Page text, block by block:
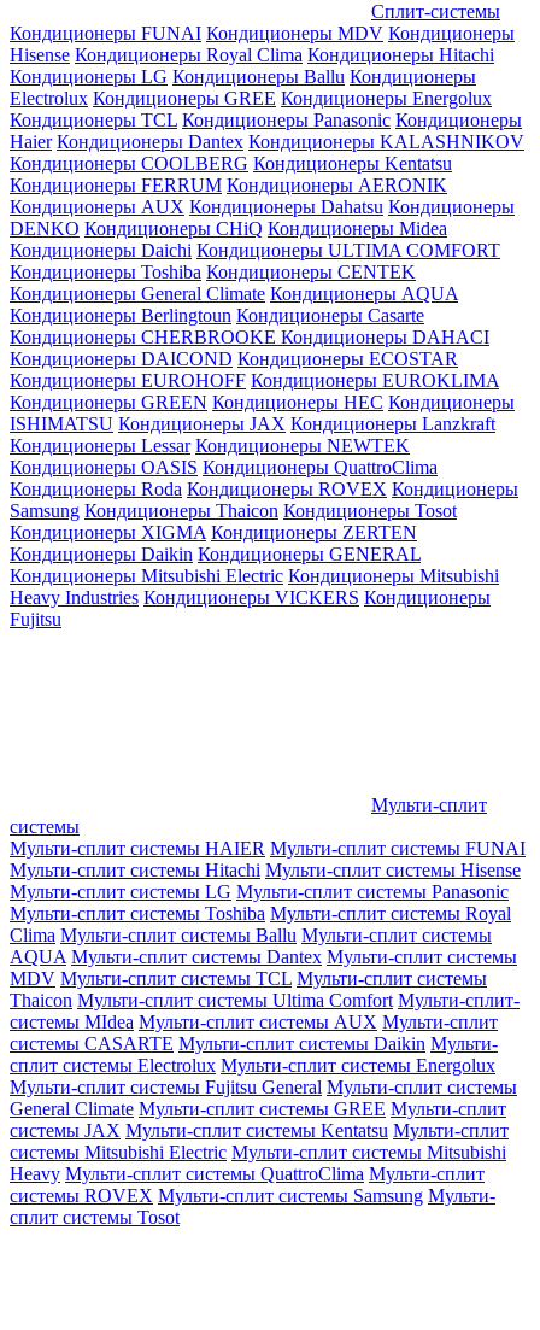
Сплит-системы
Кондиционеры FUNAI Кондиционеры MDV Кондиционеры
Hisense Кондиционеры Royal Clima Кондиционеры Hitachi
Кондиционеры LG Кондиционеры Ballu Кондиционеры
Electrolux Кондиционеры GREE Кондиционеры Energolux
Кондиционеры TCL Кондиционеры Panasonic Кондиционеры
Haier Кондиционеры Dantex Кондиционеры KALASHNIKOV
Кондиционеры СOOLBERG Кондиционеры Kentatsu
Кондиционеры FERRUM Кондиционеры AERONIK
Кондиционеры AUX Кондиционеры Dahatsu Кондиционеры
DENKO Кондиционеры CHiQ Кондиционеры Midea
Кондиционеры Daichi Кондиционеры ULTIMA COMFORT
Кондиционеры Toshiba Кондиционеры CENTEK
Кондиционеры General Climate Кондиционеры AQUA
Кондиционеры Berlingtoun Кондиционеры Casarte
Кондиционеры CHERBROOKE Кондиционеры DAHACI
Кондиционеры DAICOND Кондиционеры ECOSTAR
Кондиционеры EUROHOFF Кондиционеры EUROKLIMA
Кондиционеры GREEN Кондиционеры HEC Кондиционеры
ISHIMATSU Кондиционеры JAX Кондиционеры Lanzkraft
Кондиционеры Lessar Кондиционеры NEWTEK
Кондиционеры OASIS Кондиционеры QuattroClima
Кондиционеры Roda Кондиционеры ROVEX Кондиционеры
Samsung Кондиционеры Thaicon Кондиционеры Tosot
Кондиционеры XIGMA Кондиционеры ZERTEN
Кондиционеры Daikin Кондиционеры GENERAL
Кондиционеры Mitsubishi Electric Кондиционеры Mitsubishi
Heavy Industries Кондиционеры VICKERS Кондиционеры
Fujitsu
Мульти-сплит
системы
Мульти-сплит системы HAIER Мульти-сплит системы FUNAI
Мульти-сплит системы Hitachi Мульти-сплит системы Hisense
Мульти-сплит системы LG Мульти-сплит системы Panasonic
Мульти-сплит системы Toshiba Мульти-сплит системы Royal
Clima Мульти-сплит системы Ballu Мульти-сплит системы
AQUA Мульти-сплит системы Dantex Мульти-сплит системы
MDV Мульти-сплит системы TCL Мульти-сплит системы
Thaicon Мульти-сплит системы Ultima Comfort Мульти-сплит-
системы MIdea Мульти-сплит системы AUX Мульти-сплит
системы CASARTE Мульти-сплит системы Daikin Мульти-
сплит системы Electrolux Мульти-сплит системы Energolux
Мульти-сплит системы Fujitsu General Мульти-сплит системы
General Climate Мульти-сплит системы GREE Мульти-сплит
системы JAX Мульти-сплит системы Kentatsu Мульти-сплит
системы Mitsubishi Electric Мульти-сплит системы Mitsubishi
Heavy Мульти-сплит системы QuattroClima Мульти-сплит
системы ROVEX Мульти-сплит системы Samsung Мульти-
сплит системы Tosot